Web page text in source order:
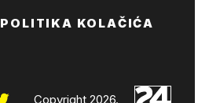
POLITIKA KOLAČIĆA
Copyright 2026.